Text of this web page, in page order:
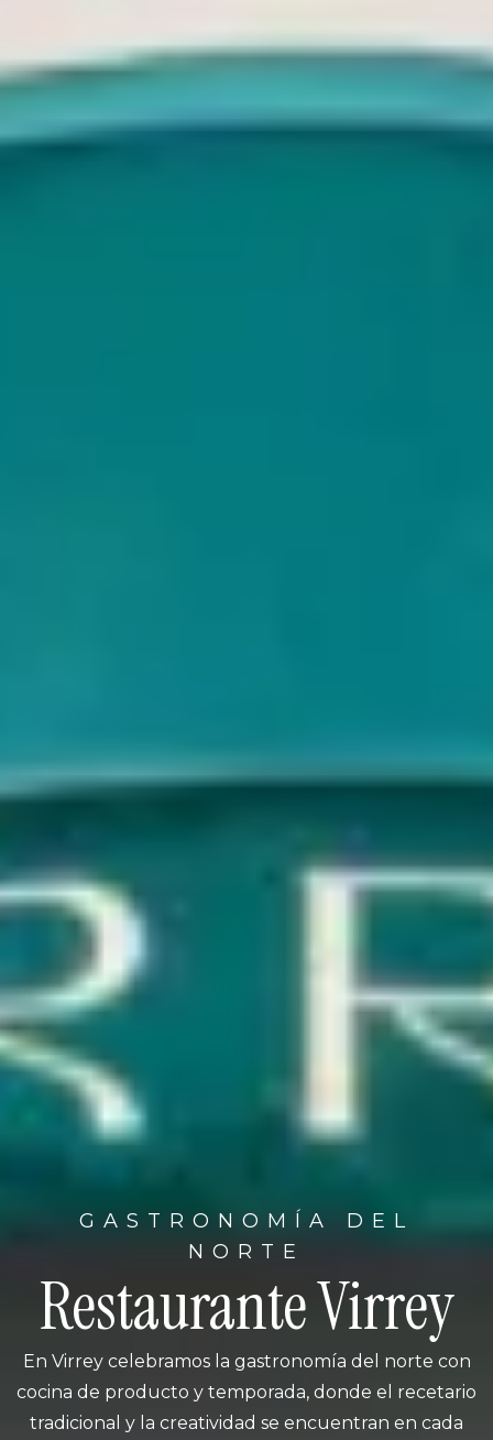
GASTRONOMÍA DEL
NORTE
Restaurante Virrey
En Virrey celebramos la gastronomía del norte con
cocina de producto y temporada, donde el recetario
tradicional y la creatividad se encuentran en cada